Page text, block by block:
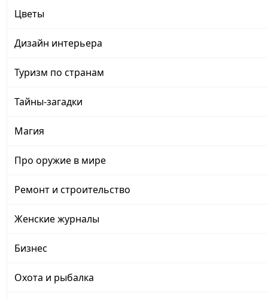
Цветы
Дизайн интерьера
Туризм по странам
Тайны-загадки
Магия
Про оружие в мире
Ремонт и строительство
Женские журналы
Бизнес
Охота и рыбалка